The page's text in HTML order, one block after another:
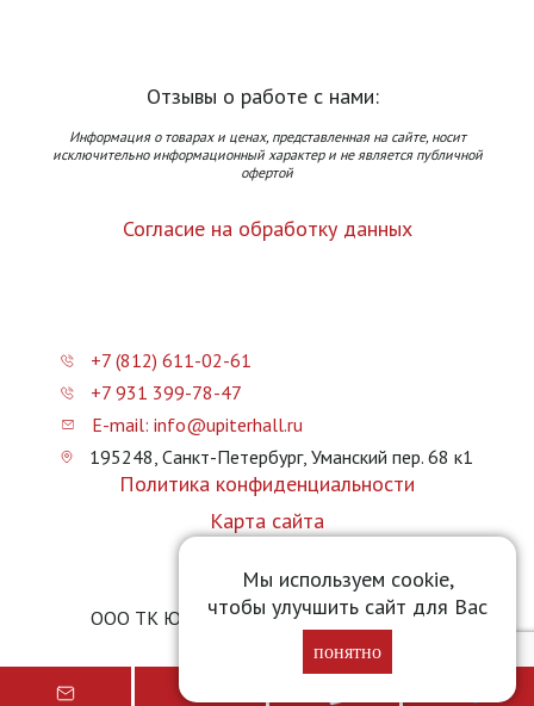
Мы используем cookie,
чтобы улучшить сайт для Вас
понятно
Отзывы о работе с нами:
Информация о товарах и ценах, представленная на сайте, носит
исключительно информационный характер и не является публичной
офертой
Согласие на обработку данных
+7 (812) 611-02-61
+7 931 399-78-47
E-mail: info@upiterhall.ru
195248, Санкт-Петербург, Уманский пер. 68 к1
Политика конфиденциальности
Карта сайта
ООО ТК Юпитер Холл © 2026 upiterhall.ru